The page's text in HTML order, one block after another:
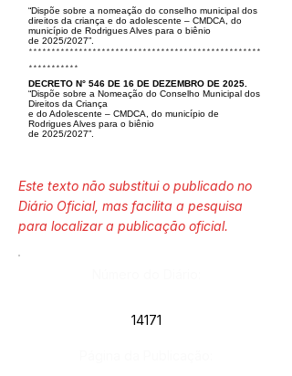
“Dispõe sobre a nomeação do conselho municipal dos
direitos da criança e do adolescente – CMDCA, do
município de Rodrigues Alves para o biênio
de 2025/2027”.
***************************************************
***********
DECRETO N° 546 DE 16 DE DEZEMBRO DE 2025.
“Dispõe sobre a Nomeação do Conselho Municipal dos
Direitos da Criança
e do Adolescente – CMDCA, do município de
Rodrigues Alves para o biênio
de 2025/2027”.
Este texto não substitui o publicado no
Diário Oficial, mas facilita a pesquisa
para localizar a publicação oficial.
14171